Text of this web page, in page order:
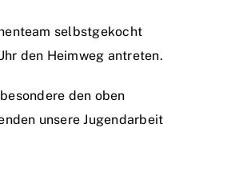
selbstgekocht
den Heimweg antreten.
den oben
unsere Jugendarbeit